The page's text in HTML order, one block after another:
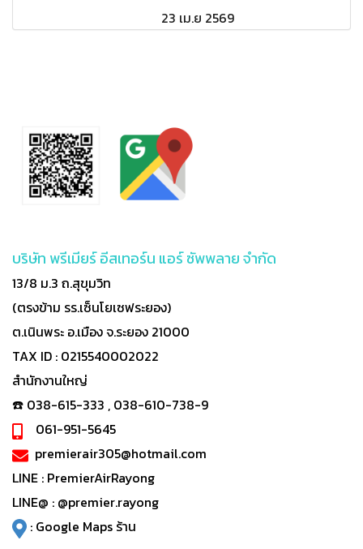
23 เม.ย 2569
บริษัท พรีเมียร์ อีสเทอร์น แอร์ ซัพพลาย จำกัด
13/8 ม.3 ถ.สุขุมวิท
(ตรงข้าม รร.เซ็นโยเซฟระยอง)
ต.เนินพระ อ.เมือง จ.ระยอง 21000
TAX ID : 0215540002022
สำนักงานใหญ่
☎️ 038-615-333 , 038-610-738-9
061-951-5645
premierair305@hotmail.com
LINE : PremierAirRayong
LINE@ : @premier.rayong
: Google Maps ร้าน